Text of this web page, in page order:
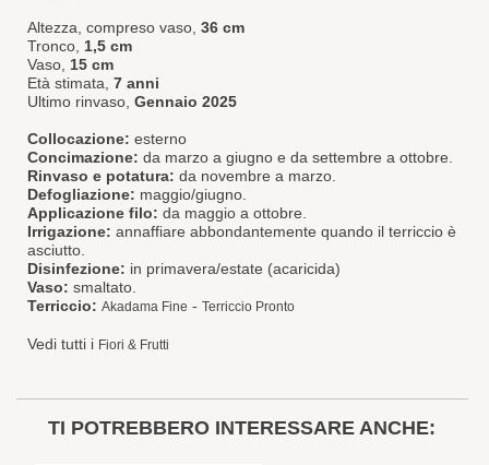
Altezza, compreso vaso, 36 cm
Tronco, 1,5 cm
Vaso, 15 cm
Età stimata, 7 anni
Ultimo rinvaso, Gennaio 2025
Collocazione: esterno
Concimazione: da marzo a giugno e da settembre a ottobre.
Rinvaso e potatura: da novembre a marzo.
Defogliazione: maggio/giugno.
Applicazione filo: da maggio a ottobre.
Irrigazione: annaffiare abbondantemente quando il terriccio è
asciutto.
Disinfezione: in primavera/estate (acaricida)
Vaso: smaltato.
Terriccio: Akadama Fine - Terriccio Pronto
Vedi tutti i Fiori & Frutti
TI POTREBBERO INTERESSARE ANCHE: